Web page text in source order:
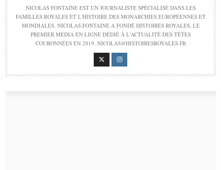
NICOLAS FONTAINE EST UN JOURNALISTE SPÉCIALISÉ DANS LES
FAMILLES ROYALES ET L'HISTOIRE DES MONARCHIES EUROPÉENNES ET
MONDIALES. NICOLAS FONTAINE A FONDÉ HISTOIRES ROYALES, LE
PREMIER MÉDIA EN LIGNE DÉDIÉ À L'ACTUALITÉ DES TÊTES
COURONNÉES EN 2019. NICOLAS@HISTOIRESROYALES.FR